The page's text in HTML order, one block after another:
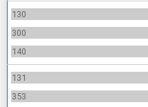
130
300
140
131
353